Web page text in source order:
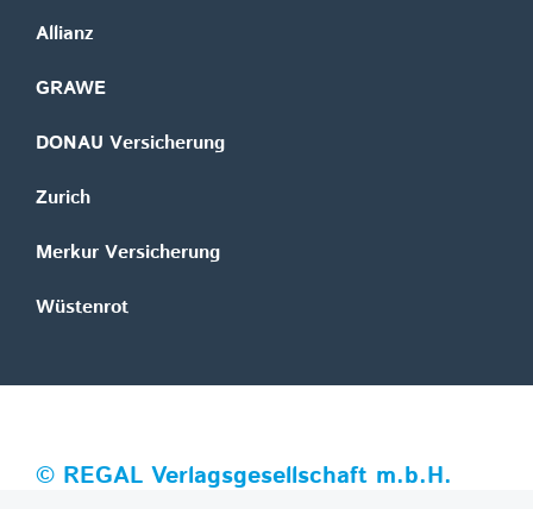
Allianz
GRAWE
DONAU Versicherung
Zurich
Merkur Versicherung
Wüstenrot
© REGAL Verlagsgesellschaft m.b.H.